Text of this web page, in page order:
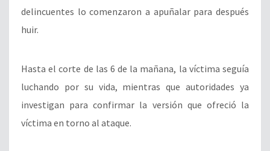
delincuentes lo comenzaron a apuñalar para después
huir.
Hasta el corte de las 6 de la mañana, la víctima seguía
luchando por su vida, mientras que autoridades ya
investigan para confirmar la versión que ofreció la
víctima en torno al ataque.